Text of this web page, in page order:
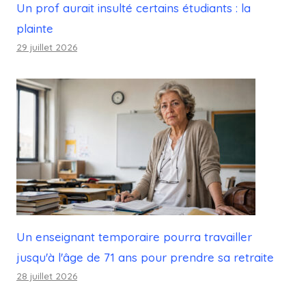
Un prof aurait insulté certains étudiants : la
plainte
29 juillet 2026
Un enseignant temporaire pourra travailler
jusqu'à l'âge de 71 ans pour prendre sa retraite
28 juillet 2026